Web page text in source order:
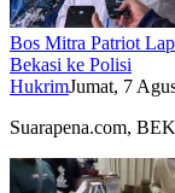
Bos Mitra Patriot
Bekasi ke Polisi
HukrimJumat, 7
Suarapena.com,